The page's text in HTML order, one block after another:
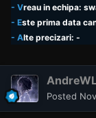
- Vreau in echipa:
- Este prima data
- Alte precizari: -
Posted